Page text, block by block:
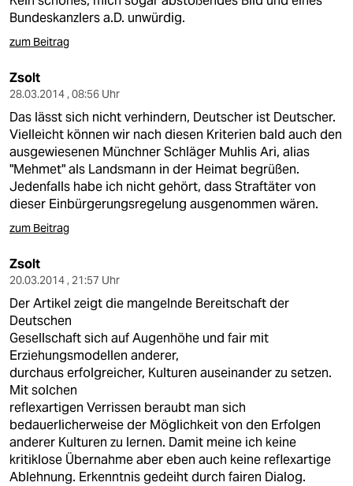
Bundeskanzlers a.D. unwürdig.
zum Beitrag
Zsolt
28.03.2014 , 08:56 Uhr
Das lässt sich nicht verhindern, Deutscher ist Deutscher.
Vielleicht können wir nach diesen Kriterien bald auch den
ausgewiesenen Münchner Schläger Muhlis Ari, alias
"Mehmet" als Landsmann in der Heimat begrüßen.
Jedenfalls habe ich nicht gehört, dass Straftäter von
dieser Einbürgerungsregelung ausgenommen wären.
zum Beitrag
Zsolt
20.03.2014 , 21:57 Uhr
Der Artikel zeigt die mangelnde Bereitschaft der
Deutschen
Gesellschaft sich auf Augenhöhe und fair mit
Erziehungsmodellen anderer,
durchaus erfolgreicher, Kulturen auseinander zu setzen.
Mit solchen
reflexartigen Verrissen beraubt man sich
bedauerlicherweise der Möglichkeit von den Erfolgen
anderer Kulturen zu lernen. Damit meine ich keine
kritiklose Übernahme aber eben auch keine reflexartige
Ablehnung. Erkenntnis gedeiht durch fairen Dialog.